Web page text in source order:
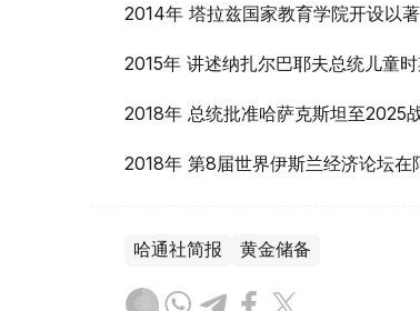
2014年 塔拉兹国家教育学院开设以
2015年 讲述纳扎尔巴耶夫总统儿童
2018年 总统批准哈萨克斯坦至2025
2018年 第8届世界伊斯兰经济论坛在
哈通社简报 黄金储备